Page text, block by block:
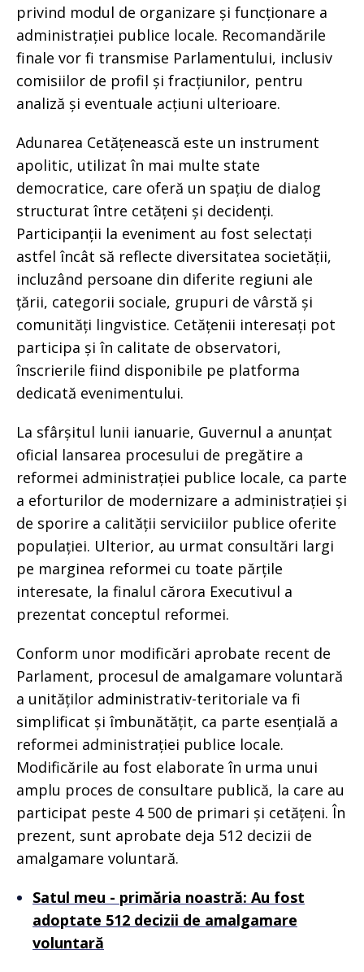
privind modul de organizare și funcționare a
administrației publice locale. Recomandările
finale vor fi transmise Parlamentului, inclusiv
comisiilor de profil și fracțiunilor, pentru
analiză și eventuale acțiuni ulterioare.
Adunarea Cetățenească este un instrument
apolitic, utilizat în mai multe state
democratice, care oferă un spațiu de dialog
structurat între cetățeni și decidenți.
Participanții la eveniment au fost selectați
astfel încât să reflecte diversitatea societății,
incluzând persoane din diferite regiuni ale
țării, categorii sociale, grupuri de vârstă și
comunități lingvistice. Cetățenii interesați pot
participa și în calitate de observatori,
înscrierile fiind disponibile pe platforma
dedicată evenimentului.
La sfârșitul lunii ianuarie, Guvernul a anunțat
oficial lansarea procesului de pregătire a
reformei administrației publice locale, ca parte
a eforturilor de modernizare a administrației și
de sporire a calității serviciilor publice oferite
populației. Ulterior, au urmat consultări largi
pe marginea reformei cu toate părțile
interesate, la finalul cărora Executivul a
prezentat conceptul reformei.
Conform unor modificări aprobate recent de
Parlament, procesul de amalgamare voluntară
a unităților administrativ-teritoriale va fi
simplificat și îmbunătățit, ca parte esențială a
reformei administrației publice locale.
Modificările au fost elaborate în urma unui
amplu proces de consultare publică, la care au
participat peste 4 500 de primari și cetățeni. În
prezent, sunt aprobate deja 512 decizii de
amalgamare voluntară.
Satul meu - primăria noastră: Au fost
adoptate 512 decizii de amalgamare
voluntară